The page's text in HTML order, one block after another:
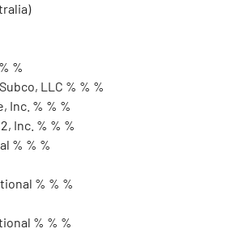
%
LLC % % %
Inc. % % %
Inc. % % %
% % %
% % %
% % %